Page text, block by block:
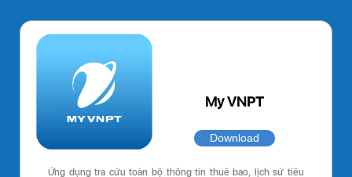
My VNPT
Download
Ứng dụng tra cứu toàn bộ thông tin thuê bao, lịch sử tiêu